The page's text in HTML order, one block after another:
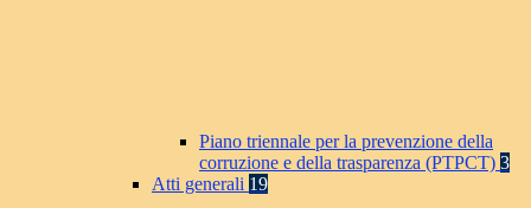
Piano triennale per la prevenzione della
corruzione e della trasparenza (PTPCT) 3
Atti generali 19